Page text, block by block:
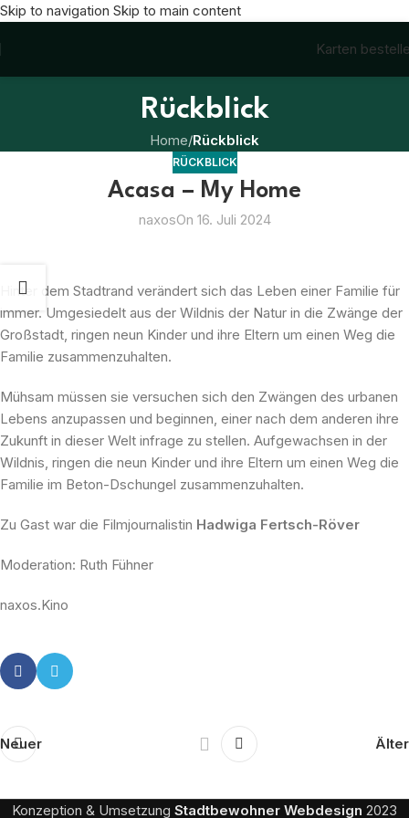
Skip to navigation Skip to main content
Karten
Rückblick
Home/Rückblick
RÜCKBLICK
Acasa – My Home
naxosOn 16. Juli 2024
Hinter dem Stadtrand verändert sich das Leben einer Familie für
immer. Umgesiedelt aus der Wildnis der Natur in die Zwänge der
Großstadt, ringen neun Kinder und ihre Eltern um einen Weg die
Familie zusammenzuhalten.
Mühsam müssen sie versuchen sich den Zwängen des urbanen
Lebens anzupassen und beginnen, einer nach dem anderen ihre
Zukunft in dieser Welt infrage zu stellen. Aufgewachsen in der
Wildnis, ringen die neun Kinder und ihre Eltern um einen Weg die
Familie im Beton-Dschungel zusammenzuhalten.
Zu Gast war die Filmjournalistin Hadwiga Fertsch-Röver
Moderation: Ruth Fühner
naxos.Kino
Neuer Älter
Konzeption & Umsetzung Stadtbewohner Webdesign 2023